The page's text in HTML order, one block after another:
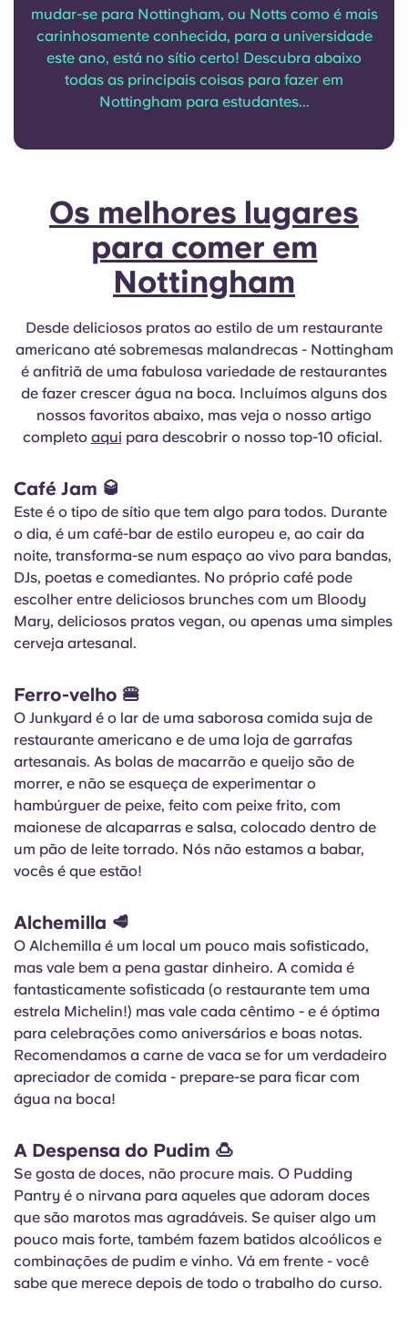
English (GB)
English (US)
Chinese
Català
Deutsch
French
Portuguese
Selecione um país
Selecione uma cidade
Selecione uma residência
Reservar agora
mudar-se para Nottingham, ou Notts como é mais
carinhosamente conhecida, para a universidade
este ano, está no sítio certo! Descubra abaixo
todas as principais coisas para fazer em
Nottingham para estudantes...
Os melhores lugares
para comer em
Nottingham
Desde deliciosos pratos ao estilo de um restaurante
americano até sobremesas malandrecas - Nottingham
é anfitriã de uma fabulosa variedade de restaurantes
de fazer crescer água na boca. Incluímos alguns dos
nossos favoritos abaixo, mas veja o nosso artigo
completo aqui para descobrir o nosso top-10 oficial.
Café Jam 🥃
Este é o tipo de sítio que tem algo para todos. Durante
o dia, é um café-bar de estilo europeu e, ao cair da
noite, transforma-se num espaço ao vivo para bandas,
DJs, poetas e comediantes. No próprio café pode
escolher entre deliciosos brunches com um Bloody
Mary, deliciosos pratos vegan, ou apenas uma simples
cerveja artesanal.
Ferro-velho 🍔
O Junkyard é o lar de uma saborosa comida suja de
restaurante americano e de uma loja de garrafas
artesanais. As bolas de macarrão e queijo são de
morrer, e não se esqueça de experimentar o
hambúrguer de peixe, feito com peixe frito, com
maionese de alcaparras e salsa, colocado dentro de
um pão de leite torrado. Nós não estamos a babar,
vocês é que estão!
Alchemilla 🥩
O Alchemilla é um local um pouco mais sofisticado,
mas vale bem a pena gastar dinheiro. A comida é
fantasticamente sofisticada (o restaurante tem uma
estrela Michelin!) mas vale cada cêntimo - e é óptima
para celebrações como aniversários e boas notas.
Recomendamos a carne de vaca se for um verdadeiro
apreciador de comida - prepare-se para ficar com
água na boca!
A Despensa do Pudim 🍮
Se gosta de doces, não procure mais. O Pudding
Pantry é o nirvana para aqueles que adoram doces
que são marotos mas agradáveis. Se quiser algo um
pouco mais forte, também fazem batidos alcoólicos e
combinações de pudim e vinho. Vá em frente - você
sabe que merece depois de todo o trabalho do curso.